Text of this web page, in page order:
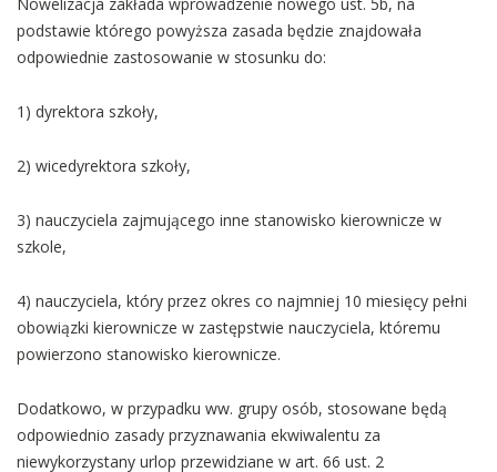
podstawie którego powyższa zasada będzie znajdowała
odpowiednie zastosowanie w stosunku do:
1) dyrektora szkoły,
2) wicedyrektora szkoły,
3) nauczyciela zajmującego inne stanowisko kierownicze w
szkole,
4) nauczyciela, który przez okres co najmniej 10 miesięcy pełni
obowiązki kierownicze w zastępstwie nauczyciela, któremu
powierzono stanowisko kierownicze.
Dodatkowo, w przypadku ww. grupy osób, stosowane będą
odpowiednio zasady przyznawania ekwiwalentu za
niewykorzystany urlop przewidziane w art. 66 ust. 2